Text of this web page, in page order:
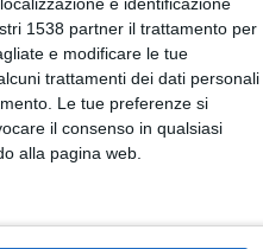
1538 partner il trattamento per
e modificare le tue
trattamenti dei dati personali
Le tue preferenze si
il consenso in qualsiasi
alla pagina web.